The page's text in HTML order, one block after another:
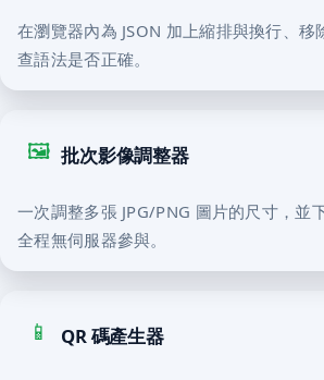
在瀏覽器內為 JSON 加上縮排與換行、移
查語法是否正確。
🖼️ 批次影像調整器
一次調整多張 JPG/PNG 圖片的尺寸，並
全程無伺服器參與。
📱 QR 碼產生器